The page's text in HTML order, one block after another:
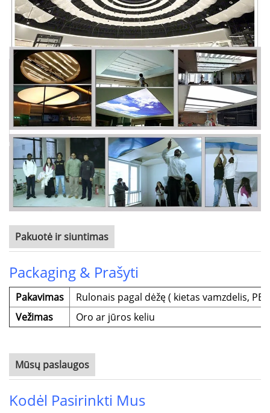
Pakuotė ir siuntimas
Packaging & Prašyti
Pakavimas Rulonais pagal dėžę ( kietas vamzdelis,
Vežimas
Oro ar jūros keliu
Mūsų paslaugos
Kodėl Pasirinkti Mus